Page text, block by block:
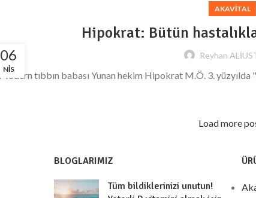
06
NIS
AKAVITAL
Hipokrat: Bütün
Reyhan
Modern tıbbın babası Yunan hekim Hipokrat M.Ö. 3.
Load more
BLOGLARIMIZ
Tüm bildiklerinizi unutun!